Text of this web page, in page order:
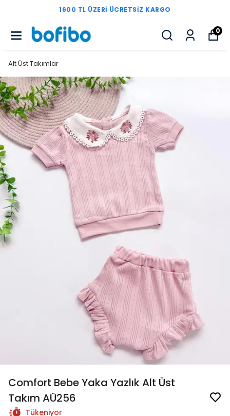
1600 TL ÜZERI ÜCRETSIZ KARGO
0
Alt Üst Takımlar
Comfort Bebe Yaka Yazlık Alt Üst
Takım AÜ256
Tükeniyor